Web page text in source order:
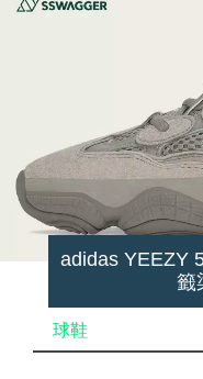
adidas YEEZY
籤
球鞋